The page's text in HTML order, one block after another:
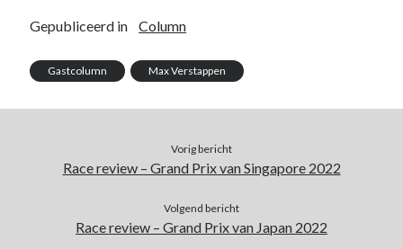
Gepubliceerd in Column
Gastcolumn Max Verstappen
Vorig bericht
Race review – Grand Prix van Singapore 2022
Volgend bericht
Race review – Grand Prix van Japan 2022